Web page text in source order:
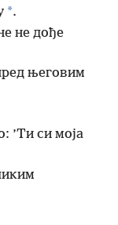
*.
не дође
његовим
’Ти си моја